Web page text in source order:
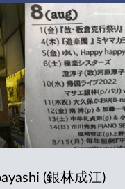
(銀林成江)